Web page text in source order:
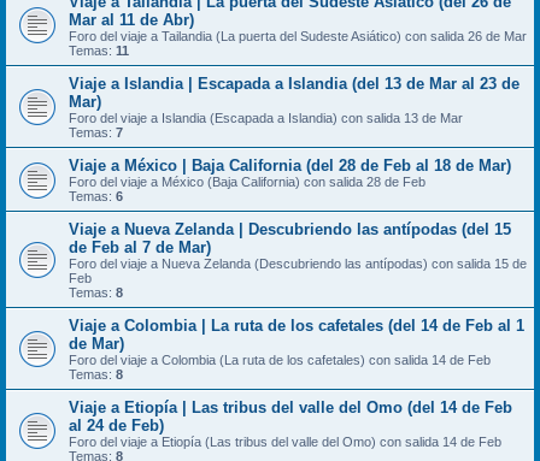
Mar al 11 de Abr)
Foro del viaje a Tailandia (La puerta del Sudeste Asiático) con salida 26 de Mar
Temas: 11
Viaje a Islandia | Escapada a Islandia (del 13 de Mar al 23 de
Mar)
Foro del viaje a Islandia (Escapada a Islandia) con salida 13 de Mar
Temas: 7
Viaje a México | Baja California (del 28 de Feb al 18 de Mar)
Foro del viaje a México (Baja California) con salida 28 de Feb
Temas: 6
Viaje a Nueva Zelanda | Descubriendo las antípodas (del 15
de Feb al 7 de Mar)
Foro del viaje a Nueva Zelanda (Descubriendo las antípodas) con salida 15 de
Feb
Temas: 8
Viaje a Colombia | La ruta de los cafetales (del 14 de Feb al 1
de Mar)
Foro del viaje a Colombia (La ruta de los cafetales) con salida 14 de Feb
Temas: 8
Viaje a Etiopía | Las tribus del valle del Omo (del 14 de Feb
al 24 de Feb)
Foro del viaje a Etiopía (Las tribus del valle del Omo) con salida 14 de Feb
Temas: 8